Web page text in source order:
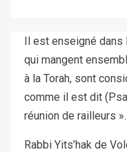
Il est enseigné
qui mangent
à la Torah, sont
comme il est dit
réunion de railleurs ».
Rabbi Yits’hak de